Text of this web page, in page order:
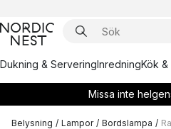
Dukning & ServeringInredningKök &
Missa inte
Belysning / Lampor / Bordslampa /